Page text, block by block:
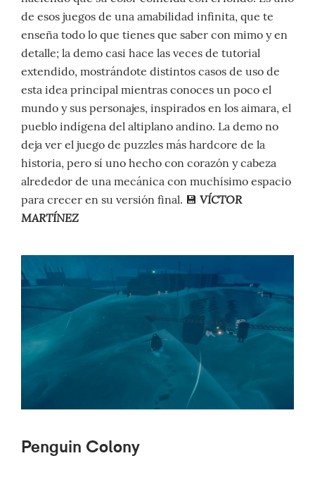
de esos juegos de una amabilidad infinita, que te
enseña todo lo que tienes que saber con mimo y en
detalle; la demo casi hace las veces de tutorial
extendido, mostrándote distintos casos de uso de
esta idea principal mientras conoces un poco el
mundo y sus personajes, inspirados en los aimara, el
pueblo indígena del altiplano andino. La demo no
deja ver el juego de puzzles más hardcore de la
historia, pero sí uno hecho con corazón y cabeza
alrededor de una mecánica con muchísimo espacio
para crecer en su versión final. 💾 VÍCTOR
MARTÍNEZ
Penguin Colony